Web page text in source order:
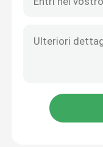
Contenitori di